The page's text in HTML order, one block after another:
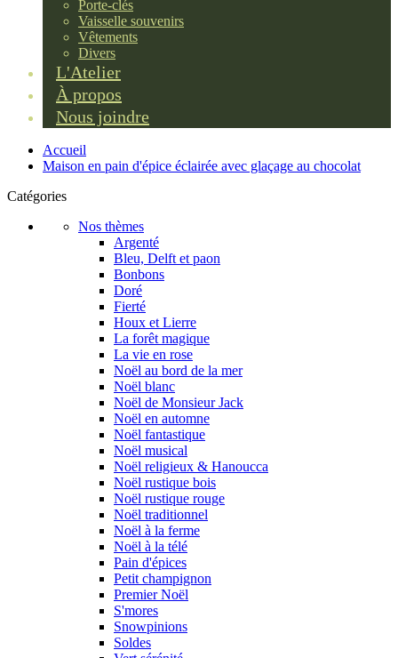
Porte-clés
Vaisselle souvenirs
Vêtements
Divers
L'Atelier
À propos
Nous joindre
Accueil
Maison en pain d'épice éclairée avec glaçage au chocolat
Catégories
Nos thèmes
Argenté
Bleu, Delft et paon
Bonbons
Doré
Fierté
Houx et Lierre
La forêt magique
La vie en rose
Noël au bord de la mer
Noël blanc
Noël de Monsieur Jack
Noël en automne
Noël fantastique
Noël musical
Noël religieux & Hanoucca
Noël rustique bois
Noël rustique rouge
Noël traditionnel
Noël à la ferme
Noël à la télé
Pain d'épices
Petit champignon
Premier Noël
S'mores
Snowpinions
Soldes